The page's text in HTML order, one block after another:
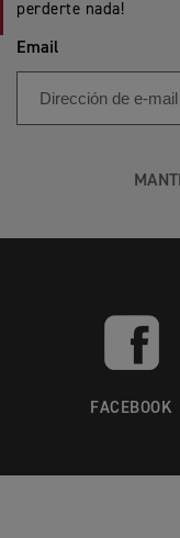
perderte nada!
Email
FACEBOOK